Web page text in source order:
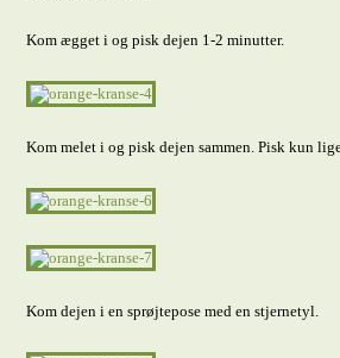
Kom ægget i og pisk dejen 1-2 minutter.
Kom melet i og pisk dejen sammen. Pisk kun
Kom dejen i en sprøjtepose med en stjernetyl.